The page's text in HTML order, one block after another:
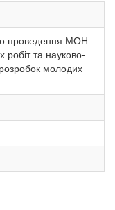
проведення МОН
робіт та науково-
молодих